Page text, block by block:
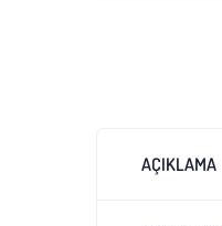
AÇIKLAMA